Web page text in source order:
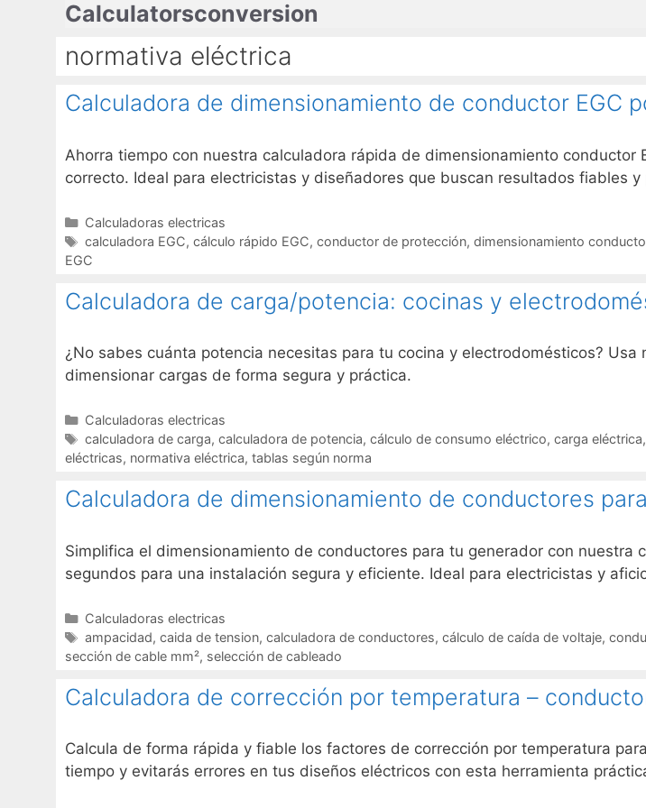
contenido
Calculatorsconversion
normativa eléctrica
Calculadora de dimensionamiento de conductor EGC
Ahorra tiempo con nuestra calculadora rápida de dimensionamiento
correcto. Ideal para electricistas y diseñadores que buscan resultados fiables
Categorías
Calculadoras electricas
Etiquetas
calculadora EGC, cálculo rápido EGC, conductor de protección, dimensionamiento
EGC
Calculadora de carga/potencia: cocinas y
¿No sabes cuánta potencia necesitas para tu cocina y electrodomésticos?
dimensionar cargas de forma segura y práctica.
Categorías
Calculadoras electricas
Etiquetas
calculadora de carga, calculadora de potencia, cálculo de consumo eléctrico, carga eléctrica,
eléctricas, normativa eléctrica, tablas según norma
Calculadora de dimensionamiento de conductores
Simplifica el dimensionamiento de conductores para tu generador con
segundos para una instalación segura y eficiente. Ideal para electricistas y
Categorías
Calculadoras electricas
Etiquetas
ampacidad, caida de tension, calculadora de conductores, cálculo de caída de voltaje,
sección de cable mm², selección de cableado
Calculadora de corrección por temperatura –
Calcula de forma rápida y fiable los factores de corrección por temperatura
tiempo y evitarás errores en tus diseños eléctricos con esta herramienta